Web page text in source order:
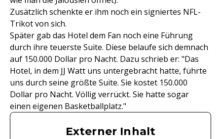
Zusätzlich schenkte er ihm noch ein signiertes NFL-
Trikot von sich.
Später gab das Hotel dem Fan noch eine Führung
durch ihre teuerste Suite. Diese belaufe sich demnach
auf 150.000 Dollar pro Nacht. Dazu schrieb er: "Das
Hotel, in dem JJ Watt uns untergebracht hatte, führte
uns durch seine größte Suite. Sie kostet 150.000
Dollar pro Nacht. Völlig verrückt. Sie hatte sogar
einen eigenen Basketballplatz."
Externer Inhalt